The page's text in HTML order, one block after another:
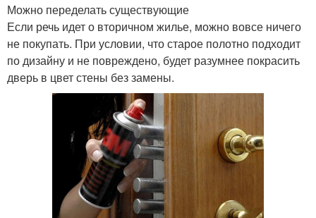
Можно переделать существующие
Если речь идет о вторичном жилье, можно вовсе ничего
не покупать. При условии, что старое полотно подходит
по дизайну и не повреждено, будет разумнее покрасить
дверь в цвет стены без замены.